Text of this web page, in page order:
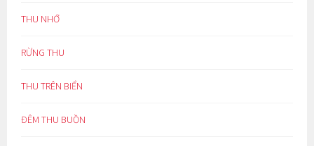
THU NHỚ
RỪNG THU
THU TRÊN BIỂN
ĐÊM THU BUỒN